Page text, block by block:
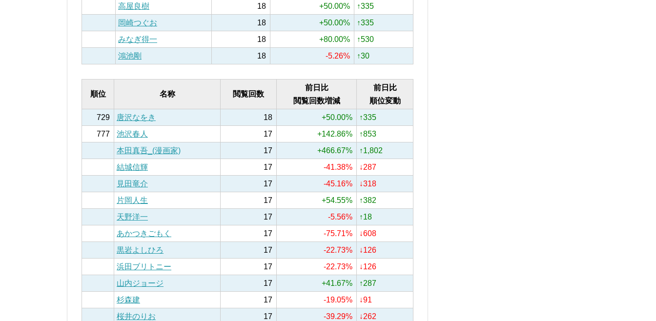
高屋良樹
18 +50.00%
↑335
岡崎つぐお
18 +50.00%
↑335
みなぎ得一
18 +80.00%
↑530
鴻池剛
18 -5.26% ↑30
順位 名称 閲覧回数
前日比
閲覧回数増減
前日比
順位変動
729
唐沢なをき 18 +50.00%
↑335
777
池沢春人 17 +142.86%
↑853
本田真吾_(漫画家)
17 +466.67%
↑1,802
結城信輝
17 -41.38%
↓287
見田竜介
17 -45.16%
↓318
片岡人生
17 +54.55%
↑382
天野洋一
17 -5.56%
↑18
あかつきごもく
17 -75.71%
↓608
黒岩よしひろ
17 -22.73%
↓126
浜田ブリトニー
17 -22.73%
↓126
山内ジョージ
17 +41.67%
↑287
杉森建
17 -19.05%
↓91
桜井のりお
17 -39.29%
↓262